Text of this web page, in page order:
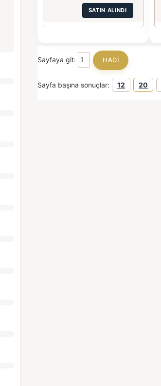
SATIN ALINDI
Sayfaya git:
Sayfa başına sonuçlar: 12 20